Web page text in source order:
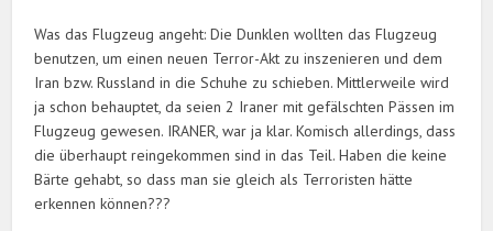
Was das Flugzeug angeht: Die Dunklen wollten das Flugzeug
benutzen, um einen neuen Terror-Akt zu inszenieren und dem
Iran bzw. Russland in die Schuhe zu schieben. Mittlerweile wird
ja schon behauptet, da seien 2 Iraner mit gefälschten Pässen im
Flugzeug gewesen. IRANER, war ja klar. Komisch allerdings, dass
die überhaupt reingekommen sind in das Teil. Haben die keine
Bärte gehabt, so dass man sie gleich als Terroristen hätte
erkennen können???